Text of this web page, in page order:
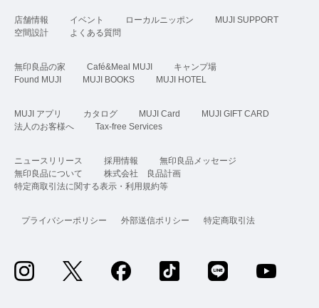
店舗情報 イベント ローカルニッポン
MUJI SUPPORT
空間設計
よくある質問
無印良品の家 Café&Meal MUJI
キャンプ場
Found MUJI
MUJI BOOKS MUJI HOTEL
MUJI アプリ カタログ MUJI Card
MUJI GIFT CARD
法人のお客様へ
Tax-free Services
ニュースリリース 採用情報
無印良品メッセージ
無印良品について
株式会社 良品計画
特定商取引法に関する表示・利用規約等
プライバシーポリシー 外部送信ポリシー 特定商取引法